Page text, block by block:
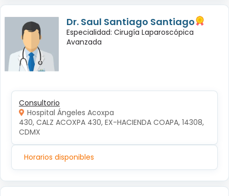
Dr. Saul Santiago Santiago
Especialidad: Cirugía Laparoscópica
Avanzada
Consultorio
Hospital Ángeles Acoxpa
430, CALZ ACOXPA 430, EX-HACIENDA COAPA, 14308,
CDMX
Horarios disponibles